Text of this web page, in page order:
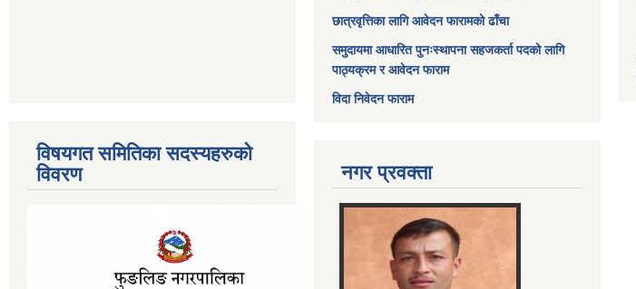
विषयगत समितिका सदस्यहरुको
विवरण
छात्रवृत्तिका लागि आवेदन फारामको ढाँचा
समुदायमा आधारित पुनःस्थापना सहजकर्ता पदको लागि
पाठ्यक्रम र आवेदन फाराम
विदा निवेदन फाराम
नगर प्रवक्ता